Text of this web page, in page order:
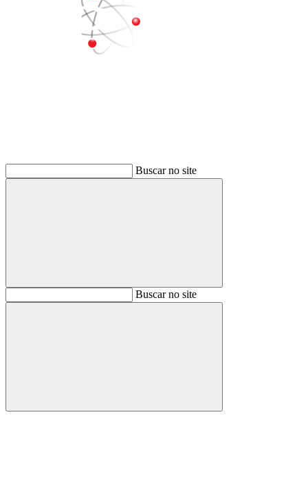
Buscar no site
BuscarBuscar no site
Buscar